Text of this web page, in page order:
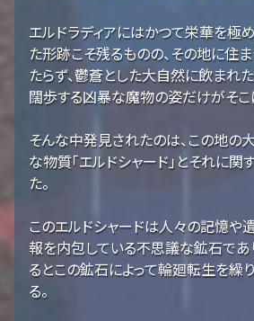
エルドラディアにはかつて栄華を極
た形跡こそ残るものの、その地に住
たらず、鬱蒼とした大自然に飲まれ
闊歩する凶暴な魔物の姿だけがそこ
そんな中発見されたのは、この地の
な物質「エルドシャード」とそれに
た。
このエルドシャードは人々の記憶
報を内包している不思議な鉱石であ
るとこの鉱石によって輪廻転生を繰
る。